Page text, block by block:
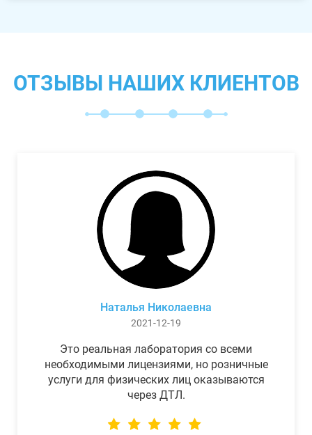
ОТЗЫВЫ НАШИХ КЛИЕНТОВ
Наталья Николаевна
2021-12-19
Это реальная лаборатория со всеми
необходимыми лицензиями, но розничные
услуги для физических лиц оказываются
через ДТЛ.